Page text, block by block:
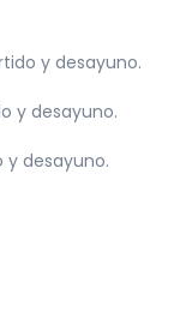
y desayuno.
y desayuno.
desayuno.